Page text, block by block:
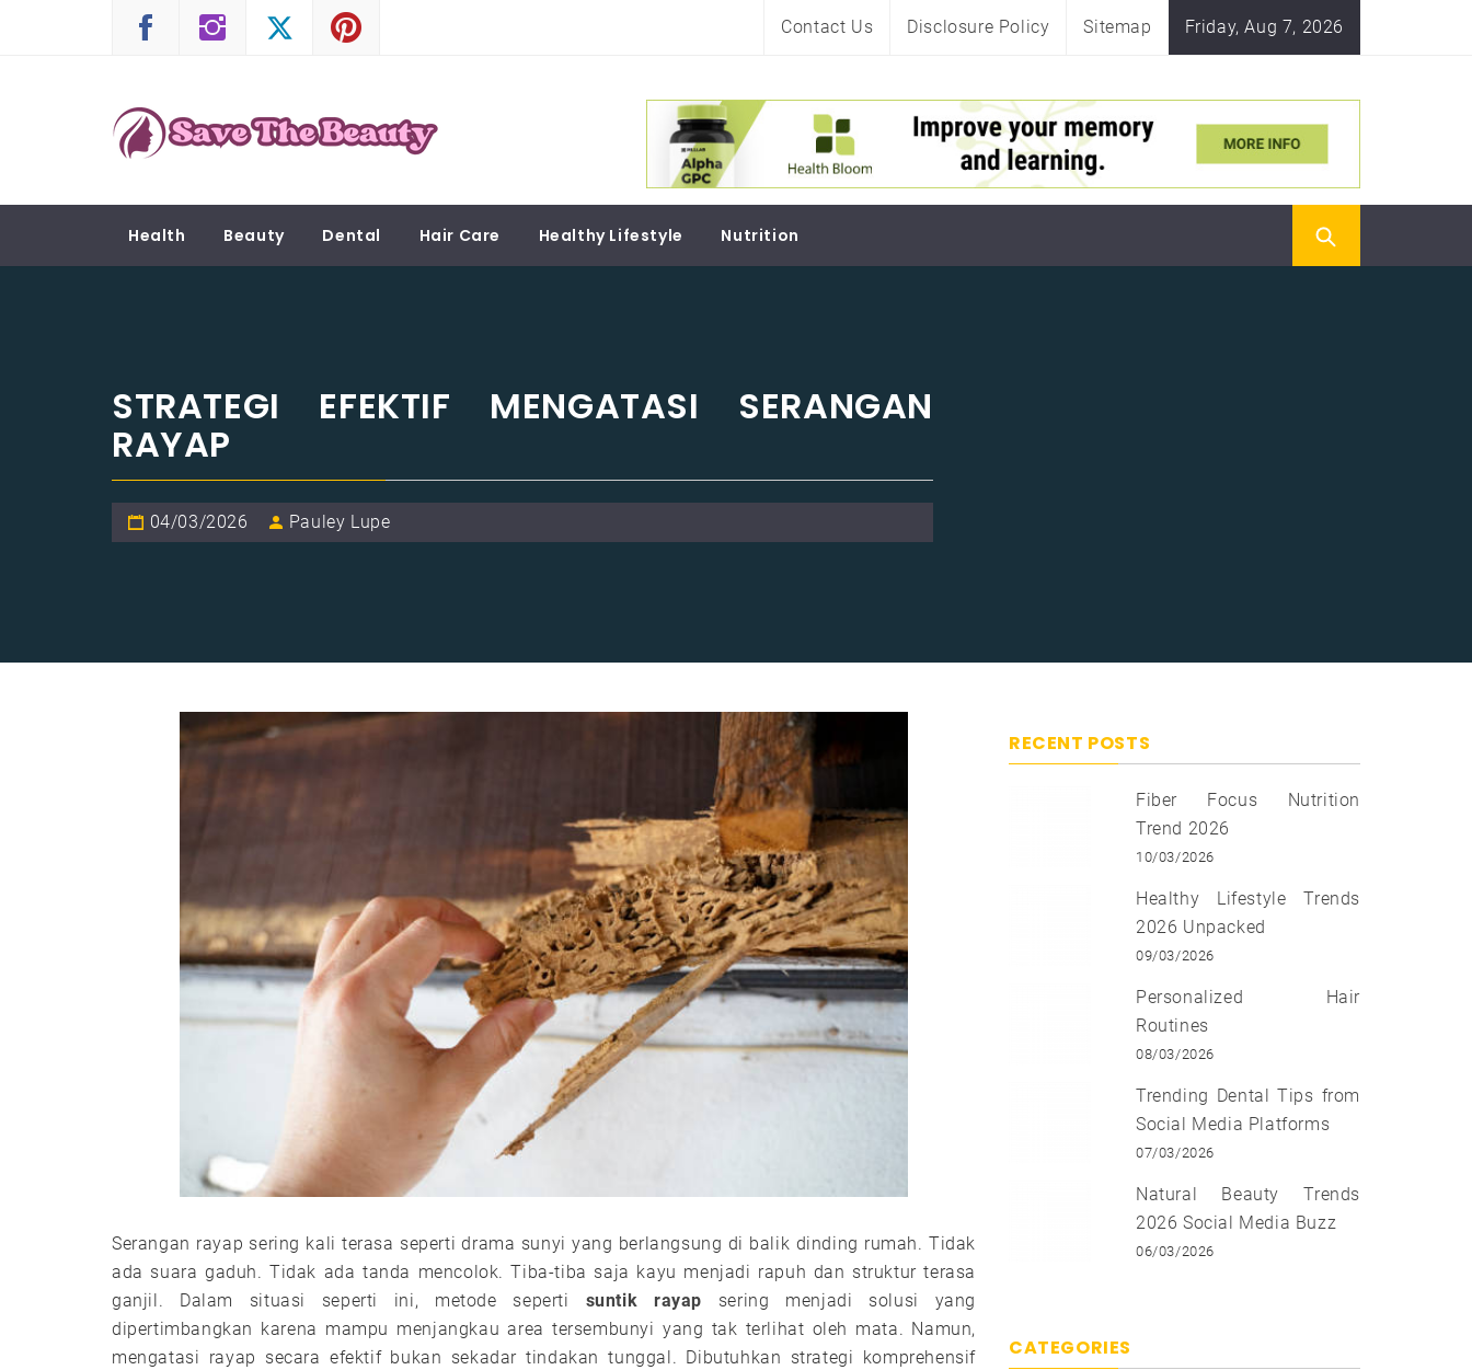
Contact Us Disclosure Policy Sitemap Friday, Aug 7, 2026
SAVE THE BEAUTY
Confidence is Beauty, Applied Directly to the Soul
Health Beauty Dental Hair Care Healthy Lifestyle Nutrition
STRATEGI EFEKTIF MENGATASI SERANGAN
RAYAP
04/03/2026 Pauley Lupe
Serangan rayap sering kali terasa seperti drama sunyi yang berlangsung di balik dinding rumah. Tidak
ada suara gaduh. Tidak ada tanda mencolok. Tiba-tiba saja kayu menjadi rapuh dan struktur terasa
ganjil. Dalam situasi seperti ini, metode seperti suntik rayap sering menjadi solusi yang
dipertimbangkan karena mampu menjangkau area tersembunyi yang tak terlihat oleh mata. Namun,
mengatasi rayap secara efektif bukan sekadar tindakan tunggal. Dibutuhkan strategi komprehensif
RECENT POSTS
Fiber Focus Nutrition
Trend 2026
10/03/2026
Healthy Lifestyle Trends
2026 Unpacked
09/03/2026
Personalized Hair
Routines
08/03/2026
Trending Dental Tips from
Social Media Platforms
07/03/2026
Natural Beauty Trends
2026 Social Media Buzz
06/03/2026
CATEGORIES